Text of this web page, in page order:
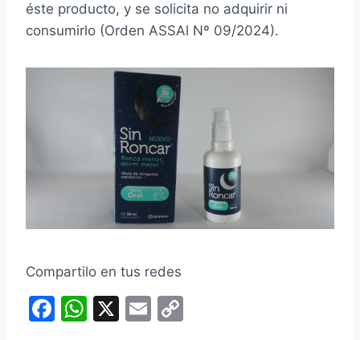
éste producto, y se solicita no adquirir ni
consumirlo (Orden ASSAl Nº 09/2024).
Compartilo en tus redes
F
W X
E